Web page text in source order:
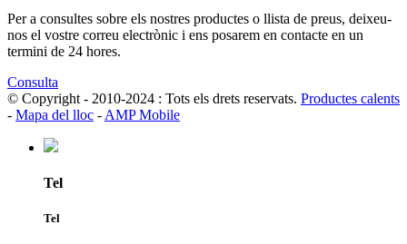
Per a consultes sobre els nostres productes o llista de preus, deixeu-
nos el vostre correu electrònic i ens posarem en contacte en un
termini de 24 hores.
Consulta
© Copyright - 2010-2024 : Tots els drets reservats. Productes calents
- Mapa del lloc - AMP Mobile
Tel
Tel